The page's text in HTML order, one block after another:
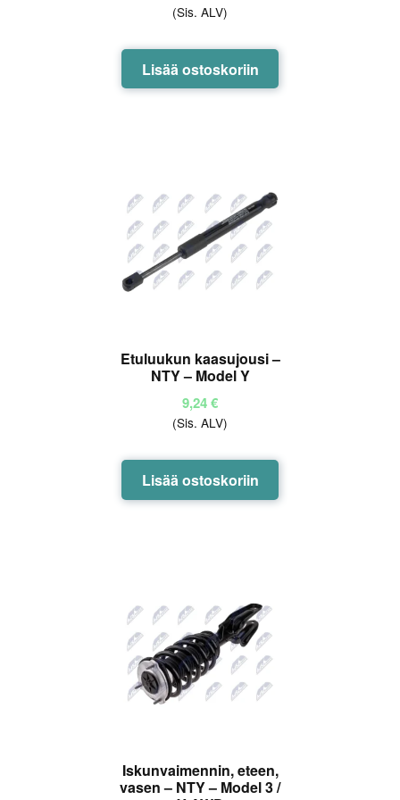
(Sis. ALV)
Lisää ostoskoriin
Etuluukun kaasujousi –
NTY – Model Y
9,24€
(Sis. ALV)
Lisää ostoskoriin
Iskunvaimennin, eteen,
vasen – NTY – Model 3 /